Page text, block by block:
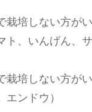
培しない方が
、いんげん、サ
培しない方が
ンドウ）